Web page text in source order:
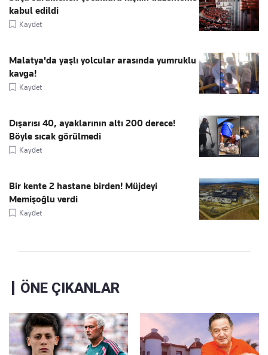
kabul edildi
Kaydet
Malatya'da yaşlı yolcular arasında yumruklu
kavga!
Kaydet
Dışarısı 40, ayaklarının altı 200 derece!
Böyle sıcak görülmedi
Kaydet
Bir kente 2 hastane birden! Müjdeyi
Memişoğlu verdi
Kaydet
ÖNE ÇIKANLAR